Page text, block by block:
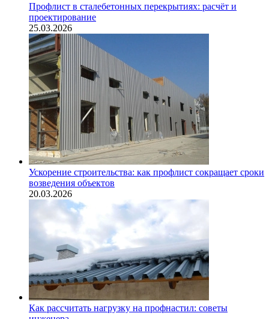
Профлист в сталебетонных перекрытиях: расчёт и
проектирование
25.03.2026
Ускорение строительства: как профлист сокращает сроки
возведения объектов
20.03.2026
Как рассчитать нагрузку на профнастил: советы